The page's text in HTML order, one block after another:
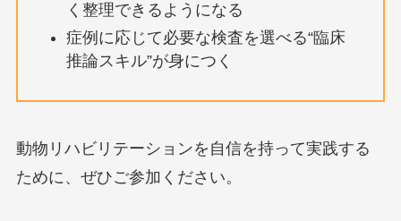
く整理できるようになる
症例に応じて必要な検査を選べる“臨床
推論スキル”が身につく
動物リハビリテーションを自信を持って実践する
ために、ぜひご参加ください。